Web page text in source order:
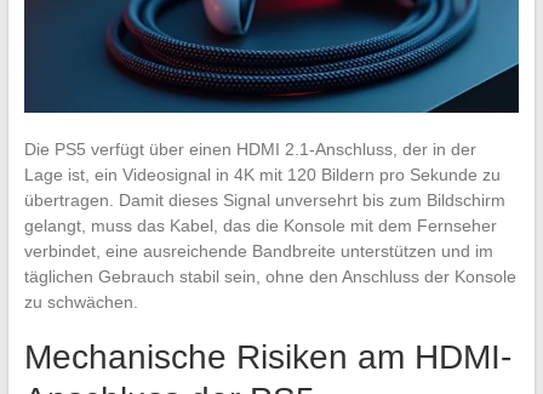
Die PS5 verfügt über einen HDMI 2.1-Anschluss, der in der
Lage ist, ein Videosignal in 4K mit 120 Bildern pro Sekunde zu
übertragen. Damit dieses Signal unversehrt bis zum Bildschirm
gelangt, muss das Kabel, das die Konsole mit dem Fernseher
verbindet, eine ausreichende Bandbreite unterstützen und im
täglichen Gebrauch stabil sein, ohne den Anschluss der Konsole
zu schwächen.
Mechanische Risiken am HDMI-